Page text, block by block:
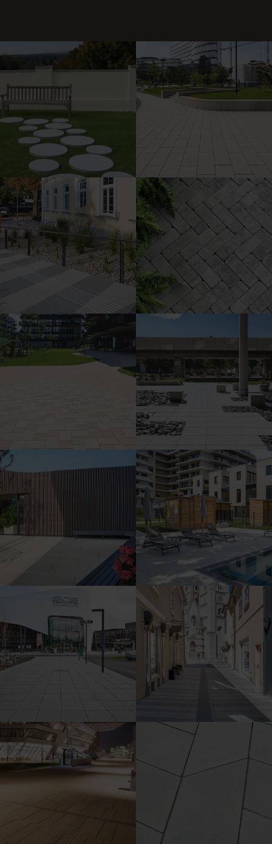
Spot Trittplatte
Headquarter der Erste
Group/Erste Campus, Wien
Volksschule Achau
Standardformate
Riemchen Grado
In der Wiesen Süd, Wien
Ärztezentrum
Pfarrwiesengasse 23, Wien -
ein Projekt der Buwog
Group
Fußgängerzone Wiener. Str.,
Wr. Neustadt
Campus der WU Wien
Sonderformate